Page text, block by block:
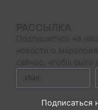
Подписаться